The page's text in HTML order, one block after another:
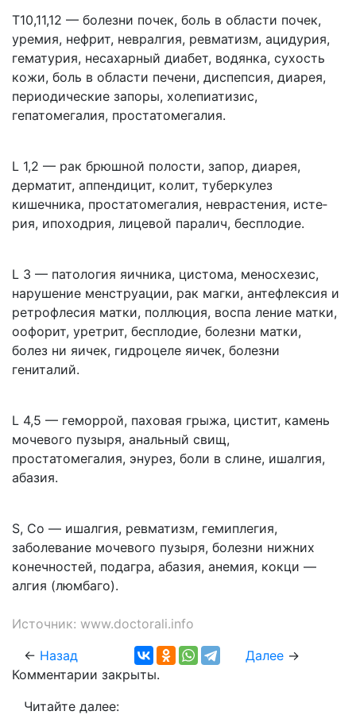
Т10,11,12 — болезни почек, боль в области почек,
уремия, нефрит, невралгия, ревматизм, ацидурия,
гематурия, несахарный диабет, водянка, сухость
кожи, боль в области печени, диспепсия, диарея,
перио­дические запоры, холепиатизис,
гепатомегалия, простатомегалия.
L 1,2 — рак брюшной полости, запор, диарея,
дерматит, аппендицит, колит, туберкулез
кишечника, простатомегалия, неврастения, исте­
рия, ипоходрия, лицевой паралич, бесплодие.
L 3 — патология яичника, цистома, меносхезис,
нарушение менструации, рак магки, антефлексия и
ретрофлесия матки, поллюция, воспа­ ление матки,
оофорит, уретрит, бесплодие, болезни матки,
болез­ ни яичек, гидроцеле яичек, болезни
гениталий.
L 4,5 — геморрой, паховая грыжа, цистит, камень
мочевого пузыря, анальный свищ,
простатомегалия, энурез, боли в слине, ишалгия,
абазия.
S, Co — ишалгия, ревматизм, гемиплегия,
заболевание мочевого пузыря, болезни нижних
конечностей, подагра, абазия, анемия, кокци —
алгия (люмбаго).
Источник: www.doctorali.info
← Назад Далее→
Комментарии закрыты.
Читайте далее: